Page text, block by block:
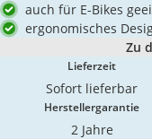
auch für E-Bikes
ergonomisches
Zu
Lieferzeit
Sofort lieferbar
Herstellergarantie
2 Jahre